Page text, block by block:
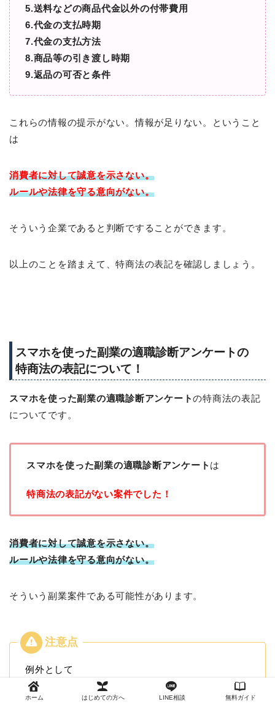
5.送料などの商品代金以外の付帯費用
6.代金の支払時期
7.代金の支払方法
8.商品等の引き渡し時期
9.返品の可否と条件
これらの情報の提示がない。情報が足りない。ということ
は
消費者に対して誠意を示さない。
ルールや法律を守る意向がない。
そういう企業であると判断ですることができます。
以上のことを踏まえて、特商法の表記を確認しましょう。
スマホを使った副業の適職診断アンケートの
特商法の表記について！
スマホを使った副業の適職診断アンケートの特商法の表記
についてです。
スマホを使った副業の適職診断アンケート は
特商法の表記がない案件でした！
消費者に対して誠意を示さない。
ルールや法律を守る意向がない。
そういう副業案件である可能性があります。
例外として
アフィリエイトでは特商法の記載は不要 とされてい
ホーム はじめての方へ LINE相談 無料ガイド